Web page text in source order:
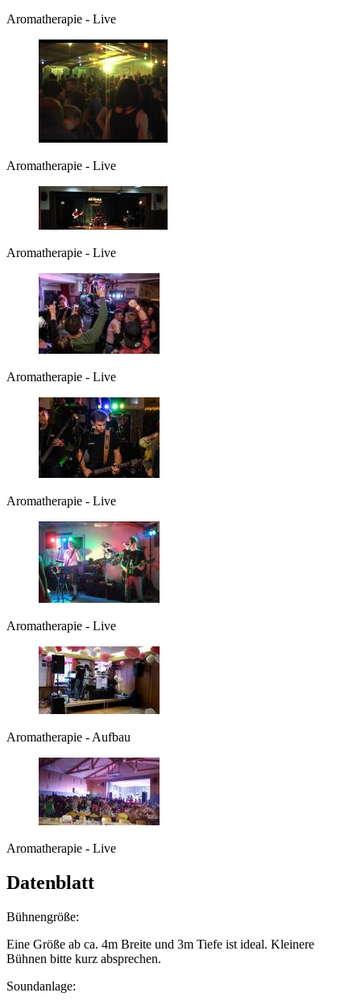
Aromatherapie - Live
Aromatherapie - Live
Aromatherapie - Live
Aromatherapie - Live
Aromatherapie - Live
Aromatherapie - Live
Aromatherapie - Aufbau
Aromatherapie - Live
Datenblatt
Bühnengröße:
Eine Größe ab ca. 4m Breite und 3m Tiefe ist ideal. Kleinere
Bühnen bitte kurz absprechen.
Soundanlage: